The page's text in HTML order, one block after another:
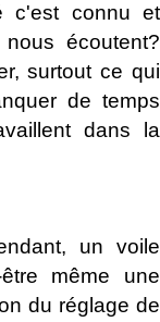
c'est connu et
écoutent?
surtout ce qui
de temps
dans la
un voile
même une
du réglage de